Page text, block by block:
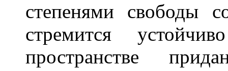
степенями свободы
стремится
пространстве